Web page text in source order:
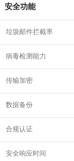
安全功能
垃圾邮件拦截率
病毒检测能力
传输加密
数据备份
合规认证
安全响应时间